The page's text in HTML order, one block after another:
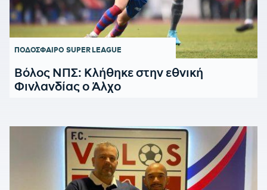
ΠΟΔΟΣΦΑΙΡΟ SUPER LEAGUE
Βόλος ΝΠΣ: Κλήθηκε στην εθνική
Φινλανδίας ο Άλχο